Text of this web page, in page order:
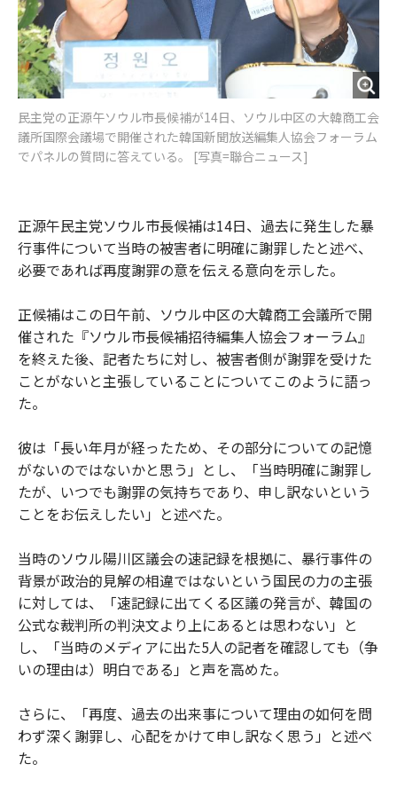
民主党の正源午ソウル市長候補が14日、ソウル中区の大韓商工会
議所国際会議場で開催された韓国新聞放送編集人協会フォーラム
でパネルの質問に答えている。 [写真=聯合ニュース]
正源午民主党ソウル市長候補は14日、過去に発生した暴
行事件について当時の被害者に明確に謝罪したと述べ、
必要であれば再度謝罪の意を伝える意向を示した。
正候補はこの日午前、ソウル中区の大韓商工会議所で開
催された『ソウル市長候補招待編集人協会フォーラム』
を終えた後、記者たちに対し、被害者側が謝罪を受けた
ことがないと主張していることについてこのように語っ
た。
彼は「長い年月が経ったため、その部分についての記憶
がないのではないかと思う」とし、「当時明確に謝罪し
たが、いつでも謝罪の気持ちであり、申し訳ないという
ことをお伝えしたい」と述べた。
当時のソウル陽川区議会の速記録を根拠に、暴行事件の
背景が政治的見解の相違ではないという国民の力の主張
に対しては、「速記録に出てくる区議の発言が、韓国の
公式な裁判所の判決文より上にあるとは思わない」と
し、「当時のメディアに出た5人の記者を確認しても（争
いの理由は）明白である」と声を高めた。
さらに、「再度、過去の出来事について理由の如何を問
わず深く謝罪し、心配をかけて申し訳なく思う」と述べ
た。